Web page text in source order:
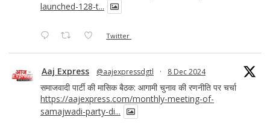
launched-128-t...
Twitter
Aaj Express @aajexpressdgtl · 8 Dec 2024
समाजवादी पार्टी की मासिक बैठक: आगामी चुनाव की रणनीति पर चर्चा
https://aajexpress.com/monthly-meeting-of-
samajwadi-party-di...